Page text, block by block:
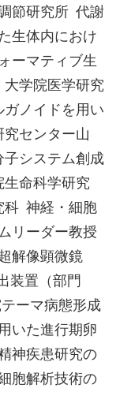
節研究所 代謝
生体内におけ
ーマティブ生
学院医学研究
ノイドを用い
センター山
システム創成
命科学研究
科 神経・細胞
リーダー教授
解像顕微鏡
装置（部門
ーマ病態形成
いた進行期卵
神疾患研究の
胞解析技術の